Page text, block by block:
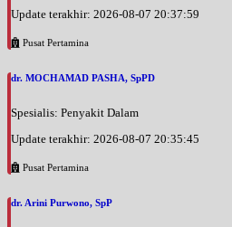
Update terakhir: 2026-08-07 20:37:59
Pusat Pertamina
dr. MOCHAMAD PASHA, SpPD
Spesialis: Penyakit Dalam
Update terakhir: 2026-08-07 20:35:45
Pusat Pertamina
dr. Arini Purwono, SpP